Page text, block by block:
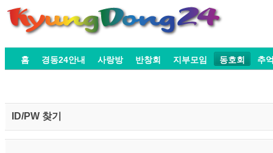
홈 경동24안내 사랑방 반창회 지부모임 동호회 추
ID/PW 찾기